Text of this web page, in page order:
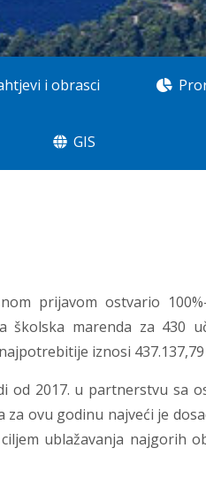
i obrasci
GIS
prijavom ostvario
školska marenda za 430
iznosi
2017. u partnerstvu sa
za ovu godinu najveći je
ublažavanja najgorih